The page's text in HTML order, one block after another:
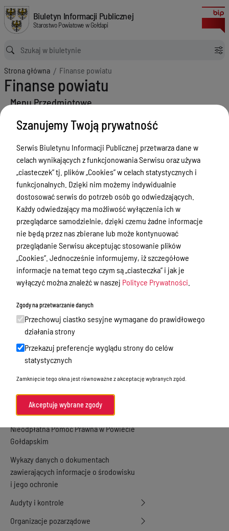
Finanse powiatu
Biuletyn Informacji Publicznej Starostwo Powiatowe w Gołdapi
Biuletyn Informacji Publicznej
Starostwo Powiatowe w Gołdapi
Ścieżka powrotu
Strona główna Finanse powiatu
Finanse powiatu
Menu Przedmiotowe
Powiat
Finanse powiatu
Raport o stanie Powiatu
Jednostki organizacyjne
Rada Powiatu
Zarząd Powiatu
Starostwo Powiatowe
Petycje
Oświadczenia majątkowe
Praca w Starostwie
Akty prawne
Informacje, konkursy, ogłoszenia
zamówień publicznych
Menu Podmiotowe
Nieodpłatna Pomoc Prawna w Powiecie
Gołdapskim
Wykazy danych o dokumentach
zawierających informacje o środowisku
i jego ochronie
Audyty i kontrole
Organizacje pozarządowe
Szanujemy Twoją prywatność
Serwis Biuletynu Informacji Publicznej przetwarza dane w
celach wynikających z funkcjonowania Serwisu oraz używa
„ciasteczek” tj. plików „Cookies” w celach statystycznych i
funkcjonalnych. Dzięki nim możemy indywidualnie
dostosować serwis do potrzeb osób go odwiedzających.
Każdy odwiedzający ma możliwość wyłączenia ich w
przeglądarce samodzielnie, dzięki czemu żadne informacje
nie będą przez nas zbierane lub może kontynuować
przeglądanie Serwisu akceptując stosowanie plików
„Cookies”. Jednocześnie informujemy, iż szczegółowe
informacje na temat tego czym są „ciasteczka” i jak je
wyłączyć można znaleźć w naszej Polityce Prywatności
Zgody na przetwarzanie danych
Przechowuj ciastko sesyjne wymagane do prawidłowego
działania strony
Przekazuj preferencje wyglądu strony do celów
statystycznych
Zamknięcie tego okna jest równoważne z akceptację wybranych zgód.
Akceptuję wybrane zgody